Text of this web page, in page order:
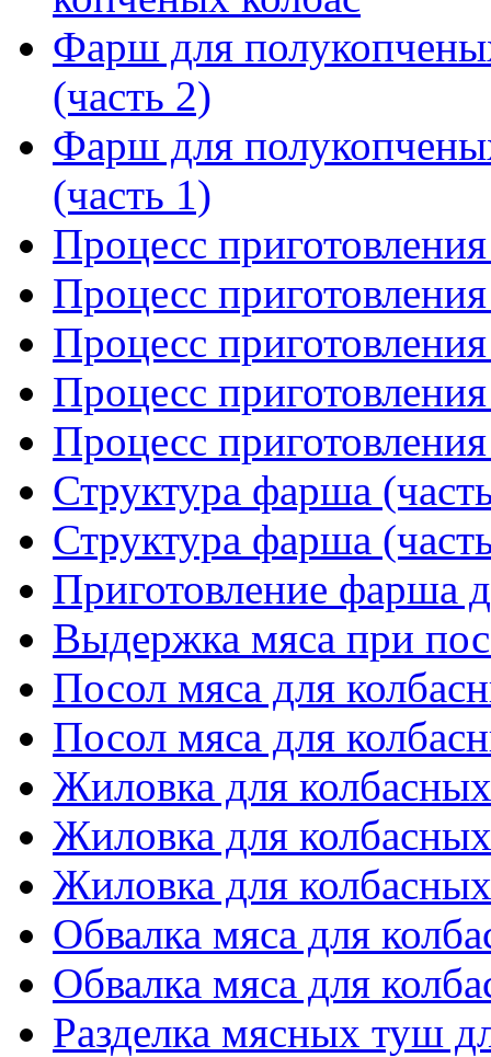
Фарш для
(часть 2)
Фарш для
(часть 1)
Процесс
Процесс
Процесс
Процесс
Процесс
Структура фарша
Структура фарша
Приготовление фарша
Выдержка мяса при
Посол мяса для
Посол мяса для
Жиловка для
Жиловка для
Жиловка для
Обвалка мяса для
Обвалка мяса для
Разделка мясных туш